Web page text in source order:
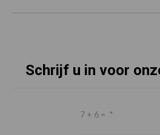
Schrijf u in voor
7 + 6 = *